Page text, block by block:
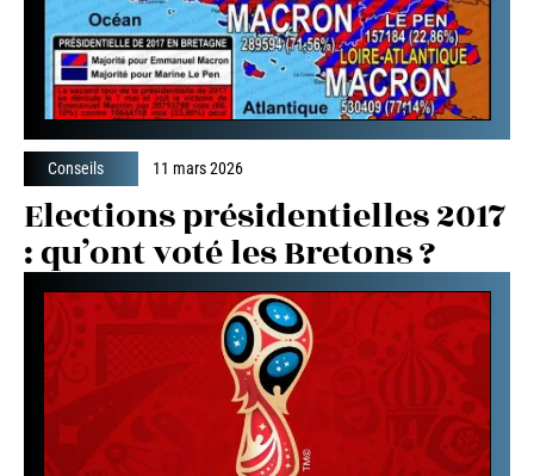
Conseils 11 mars 2026
Elections présidentielles 2017
: qu’ont voté les Bretons ?